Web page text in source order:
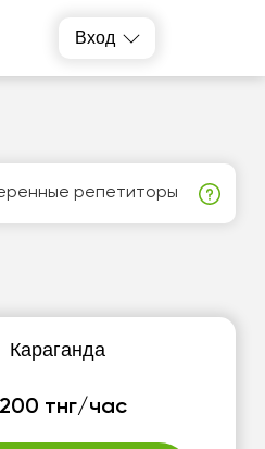
Вход
репетиторы
Караганда
тнг/час